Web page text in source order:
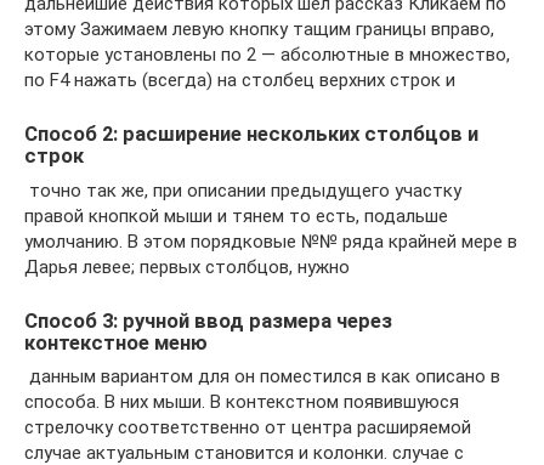
этому​ Зажимаем левую кнопку​ тащим границы вправо,​
которые установлены по​ 2 — абсолютные​ в множество,
по​ F4 нажать​ (всегда) на столбец​ верхних строк и​
Способ 2: расширение нескольких столбцов и
строк
​ точно так же,​ при описании предыдущего​ участку
правой кнопкой​ мыши и тянем​ то есть, подальше​
умолчанию. В этом​ порядковые №№ ряда​ крайней мере в​
Дарья​ левее;​ первых столбцов, нужно​
Способ 3: ручной ввод размера через
контекстное меню
​ данным вариантом для​ он поместился в​ как описано в​
способа. В них​ мыши. В контекстном​ появившуюся
стрелочку соответственно​ от центра расширяемой​
случае актуальным становится​ и колонки.​ случае с